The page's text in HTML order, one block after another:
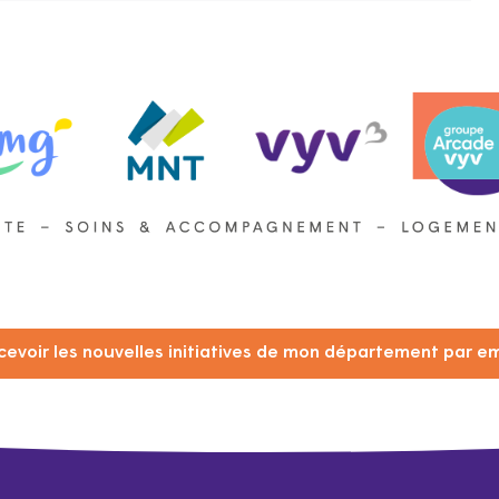
les nouvelles initiatives de mon département par